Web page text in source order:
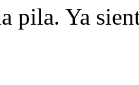
pila. Ya